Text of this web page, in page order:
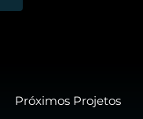
Próximos Projetos